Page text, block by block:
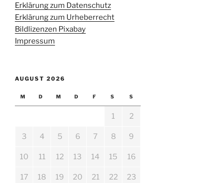
Erklärung zum Datenschutz
Erklärung zum Urheberrecht
Bildlizenzen Pixabay
Impressum
AUGUST 2026
M D M D F S S
1 2
3 4 5 6 7 8 9
10 11 12 13 14 15 16
17 18 19 20 21 22 23